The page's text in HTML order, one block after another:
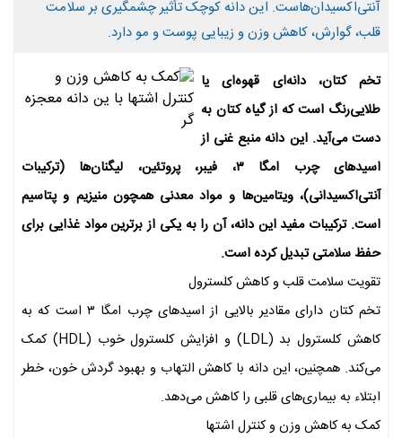
آنتی‌اکسیدان‌هاست. این دانه کوچک تأثیر چشمگیری بر سلامت
قلب، گوارش، کاهش وزن و زیبایی پوست و مو دارد.
تخم کتان، دانه‌ای قهوه‌ای یا
طلایی‌رنگ است که از گیاه کتان به
دست می‌آید. این دانه منبع غنی از
اسیدهای چرب امگا ۳، فیبر، پروتئین، لیگنان‌ها (ترکیبات
آنتی‌اکسیدانی)، ویتامین‌ها و مواد معدنی همچون منیزیم و پتاسیم
است. ترکیبات مفید این دانه، آن را به یکی از برترین مواد غذایی برای
حفظ سلامتی تبدیل کرده است.
تقویت سلامت قلب و کاهش کلسترول
تخم کتان دارای مقادیر بالایی از اسیدهای چرب امگا ۳ است که به
کاهش کلسترول بد (LDL) و افزایش کلسترول خوب (HDL) کمک
می‌کند. همچنین، این دانه با کاهش التهاب و بهبود گردش خون، خطر
ابتلاء به بیماری‌های قلبی را کاهش می‌دهد.
کمک به کاهش وزن و کنترل اشتها